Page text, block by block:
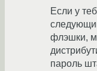
Если у
флэшки,
пароль